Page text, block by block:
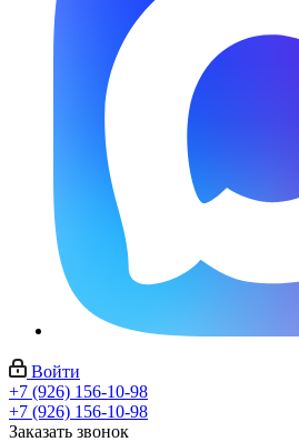
Войти
+7 (926) 156-10-98
+7 (926) 156-10-98
Заказать звонок